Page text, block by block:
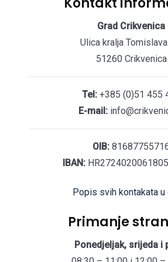
Grad Crikvenica
Ulica kralja
51260 Crikvenica
Tel:+385 (0)51 455
E-mail:
OIB:
IBAN:
Popis svih kontakata u
Primanje
Ponedjeljak, srijeda i